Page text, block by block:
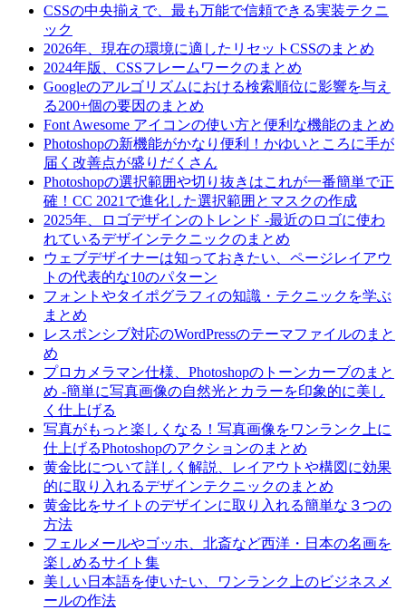
CSSの中央揃えで、最も万能で信頼できる実装テクニ
ック
2026年、現在の環境に適したリセットCSSのまとめ
2024年版、CSSフレームワークのまとめ
Googleのアルゴリズムにおける検索順位に影響を与え
る200+個の要因のまとめ
Font Awesome アイコンの使い方と便利な機能のまとめ
Photoshopの新機能がかなり便利！かゆいところに手が
届く改善点が盛りだくさん
Photoshopの選択範囲や切り抜きはこれが一番簡単で正
確！CC 2021で進化した選択範囲とマスクの作成
2025年、ロゴデザインのトレンド -最近のロゴに使わ
れているデザインテクニックのまとめ
ウェブデザイナーは知っておきたい、ページレイアウ
トの代表的な10のパターン
フォントやタイポグラフィの知識・テクニックを学ぶ
まとめ
レスポンシブ対応のWordPressのテーマファイルのまと
め
プロカメラマン仕様、Photoshopのトーンカーブのまと
め -簡単に写真画像の自然光とカラーを印象的に美し
く仕上げる
写真がもっと楽しくなる！写真画像をワンランク上に
仕上げるPhotoshopのアクションのまとめ
黄金比について詳しく解説、レイアウトや構図に効果
的に取り入れるデザインテクニックのまとめ
黄金比をサイトのデザインに取り入れる簡単な３つの
方法
フェルメールやゴッホ、北斎など西洋・日本の名画を
楽しめるサイト集
美しい日本語を使いたい、ワンランク上のビジネスメ
ールの作法